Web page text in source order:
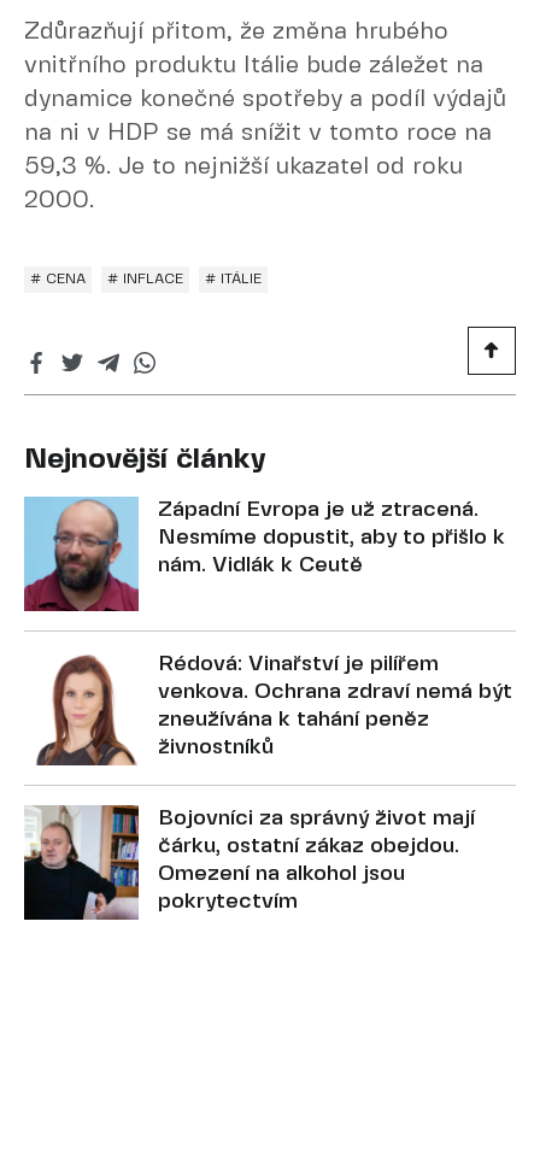
Zdůrazňují přitom, že změna hrubého
vnitřního produktu Itálie bude záležet na
dynamice konečné spotřeby a podíl výdajů
na ni v HDP se má snížit v tomto roce na
59,3 %. Je to nejnižší ukazatel od roku
2000.
# CENA # INFLACE # ITÁLIE
Nejnovější články
Západní Evropa je už ztracená.
Nesmíme dopustit, aby to přišlo k
nám. Vidlák k Ceutě
Rédová: Vinařství je pilířem
venkova. Ochrana zdraví nemá být
zneužívána k tahání peněz
živnostníků
Bojovníci za správný život mají
čárku, ostatní zákaz obejdou.
Omezení na alkohol jsou
pokrytectvím